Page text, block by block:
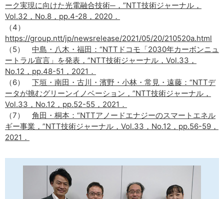
ーク実現に向けた光電融合技術─，”NTT技術ジャーナル，
Vol.32，No.8，pp.4-28，2020．
（4）
https://group.ntt/jp/newsrelease/2021/05/20/210520a.html
（5） 中島・八木・福田：“NTTドコモ「2030年カーボンニュ
ートラル宣言」を発表，”NTT技術ジャーナル，Vol.33，
No.12，pp.48-51，2021．
（6） 下垣・南田・古川・濱野・小林・常見・遠藤：“NTTデ
ータが挑むグリーンイノベーション，”NTT技術ジャーナル，
Vol.33，No.12，pp.52-55，2021．
（7） 角田・桐本：“NTTアノードエナジーのスマートエネル
ギー事業，”NTT技術ジャーナル，Vol.33，No.12，pp.56-59，
2021．